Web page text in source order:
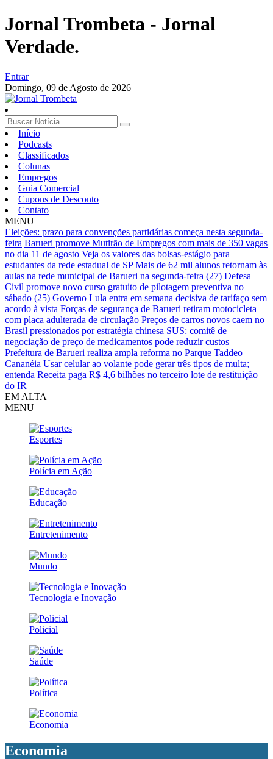
Jornal Trombeta - Jornal
Verdade.
Entrar
Domingo, 09 de Agosto de 2026
Início
Podcasts
Classificados
Colunas
Empregos
Guia Comercial
Cupons de Desconto
Contato
MENU
Eleições: prazo para convenções partidárias começa nesta segunda-
feira Barueri promove Mutirão de Empregos com mais de 350 vagas
no dia 11 de agosto Veja os valores das bolsas-estágio para
estudantes da rede estadual de SP Mais de 62 mil alunos retornam às
aulas na rede municipal de Barueri na segunda-feira (27) Defesa
Civil promove novo curso gratuito de pilotagem preventiva no
sábado (25) Governo Lula entra em semana decisiva de tarifaço sem
acordo à vista Forças de segurança de Barueri retiram motocicleta
com placa adulterada de circulação Preços de carros novos caem no
Brasil pressionados por estratégia chinesa SUS: comitê de
negociação de preço de medicamentos pode reduzir custos
Prefeitura de Barueri realiza ampla reforma no Parque Taddeo
Cananéia Usar celular ao volante pode gerar três tipos de multa;
entenda Receita paga R$ 4,6 bilhões no terceiro lote de restituição
do IR
EM ALTA
MENU
Esportes
Polícia em Ação
Educação
Entretenimento
Mundo
Tecnologia e Inovação
Policial
Saúde
Política
Economia
Economia